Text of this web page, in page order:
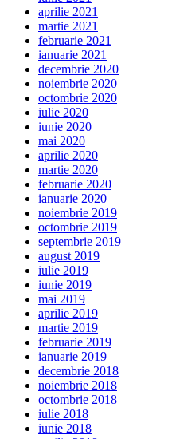
aprilie 2021
martie 2021
februarie 2021
ianuarie 2021
decembrie 2020
noiembrie 2020
octombrie 2020
iulie 2020
iunie 2020
mai 2020
aprilie 2020
martie 2020
februarie 2020
ianuarie 2020
noiembrie 2019
octombrie 2019
septembrie 2019
august 2019
iulie 2019
iunie 2019
mai 2019
aprilie 2019
martie 2019
februarie 2019
ianuarie 2019
decembrie 2018
noiembrie 2018
octombrie 2018
iulie 2018
iunie 2018